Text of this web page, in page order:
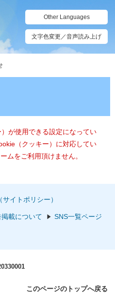
Other Languages
文字色変更／音声読み上げ
が使用できる設定になってい
（クッキー）に対応してい
ムをご利用頂けません。
イトポリシー）
載について SNS一覧ページ
このページのトップへ戻る